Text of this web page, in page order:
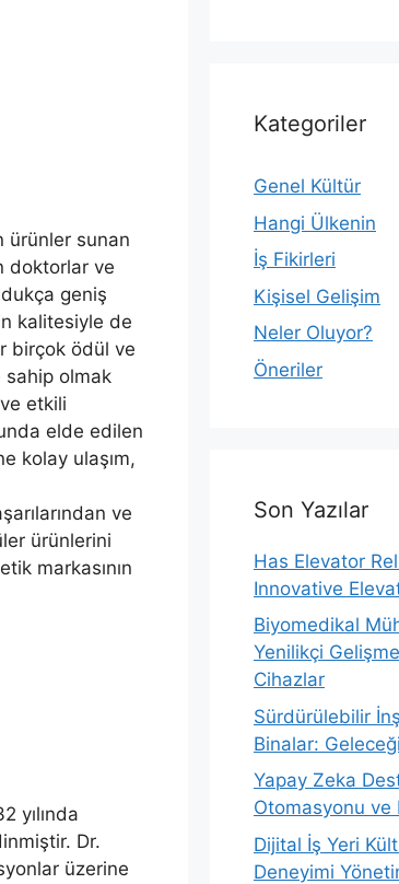
ürünler sunan
doktorlar ve
geniş
kalitesiyle de
birçok ödül ve
sahip olmak
etkili
elde edilen
kolay ulaşım,
ve
ürünlerini
markasının
yılında
Dr.
üzerine
Kategoriler
Genel Kültür
Hangi Ülkenin
İş Fikirleri
Kişisel Gelişim
Neler Oluyor?
Öneriler
Son Yazılar
Has Elevator
Innovative
Biyomedikal
Yenilikçi
Cihazlar
Sürdürülebilir
Binalar:
Yapay Zeka
Otomasyonu ve
Dijital İş Yeri
Deneyimi